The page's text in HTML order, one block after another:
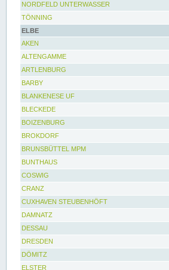
NORDFELD UNTERWASSER
TÖNNING
ELBE
AKEN
ALTENGAMME
ARTLENBURG
BARBY
BLANKENESE UF
BLECKEDE
BOIZENBURG
BROKDORF
BRUNSBÜTTEL MPM
BUNTHAUS
COSWIG
CRANZ
CUXHAVEN STEUBENHÖFT
DAMNATZ
DESSAU
DRESDEN
DÖMITZ
ELSTER